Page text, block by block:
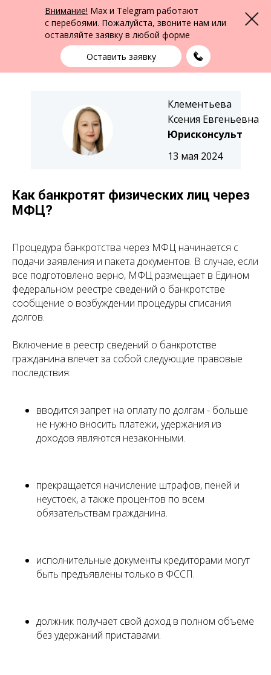
Внимание! Max и Telegram работают
с перебоями. Пожалуйста, звоните нам или
оставляйте заявку в любой форме
Оставить заявку
Меню
Юридическая помощь в Екатеринбурге
ФПК Альтернатива
Екатеринбург
выбрать город
+7 (343) 363-91-89
13 мая 2024
Клементьева
Ксения Евгеньевна
Юрисконсульт
Как банкротят физических лиц через
МФЦ?
Процедура банкротства через МФЦ начинается с
подачи заявления и пакета документов. В случае, если
все подготовлено верно, МФЦ размещает в Едином
федеральном реестре сведений о банкротстве
сообщение о возбуждении процедуры списания
долгов.
Включение в реестр сведений о банкротстве
гражданина влечет за собой следующие правовые
последствия:
вводится запрет на оплату по долгам - больше
не нужно вносить платежи, удержания из
доходов являются незаконными.
прекращается начисление штрафов, пеней и
неустоек, а также процентов по всем
обязательствам гражданина.
исполнительные документы кредиторами могут
быть предъявлены только в ФССП.
должник получает свой доход в полном объеме
без удержаний приставами.